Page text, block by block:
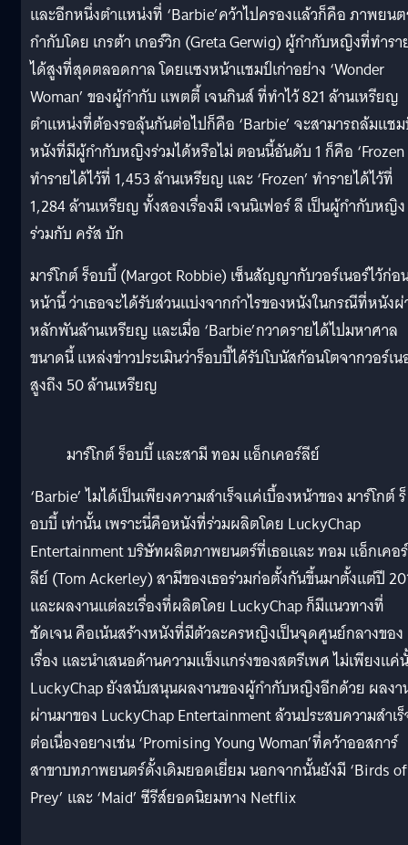
และอีกหนึ่งตำแหน่งที่ ‘Barbie’คว้าไปครองแล้วก็คือ ภาพยน
กำกับโดย เกรต้า เกอร์วิก (Greta Gerwig) ผู้กำกับหญิงที่ทำรา
ได้สูงที่สุดตลอดกาล โดยแซงหน้าแชมป์เก่าอย่าง ‘Wonder
Woman’ ของผู้กำกับ แพตตี้ เจนกินส์ ที่ทำไว้ 821 ล้านเหรียญ
ตำแหน่งที่ต้องรอลุ้นกันต่อไปก็คือ ‘Barbie’ จะสามารถล้มแช
หนังที่มีผู้กำกับหญิงร่วมได้หรือไม่ ตอนนี้อันดับ 1 ก็คือ ‘Frozen
ทำรายได้ไว้ที่ 1,453 ล้านเหรียญ และ ‘Frozen’ ทำรายได้ไว้ที่
1,284 ล้านเหรียญ ทั้งสองเรื่องมี เจนนิเฟอร์ ลี เป็นผู้กำกับหญิง
ร่วมกับ ครัส บัก
มาร์โกต์ ร็อบบี้ (Margot Robbie) เซ็นสัญญากับวอร์เนอร์ไว้ก่อ
หน้านี้ ว่าเธอจะได้รับส่วนแบ่งจากกำไรของหนังในกรณีที่หนัง
หลักพันล้านเหรียญ และเมื่อ ‘Barbie’กวาดรายได้ไปมหาศาล
ขนาดนี้ แหล่งข่าวประเมินว่าร็อบบี้ได้รับโบนัสก้อนโตจากวอร์เน
สูงถึง 50 ล้านเหรียญ
มาร์โกต์ ร็อบบี้ และสามี ทอม แอ็กเคอร์ลีย์
‘Barbie’ ไมได้เป็นเพียงความสำเร็จแค่เบื้องหน้าของ มาร์โกต์ ร็
อบบี้ เท่านั้น เพราะนี่คือหนังที่ร่วมผลิตโดย LuckyChap
Entertainment บริษัทผลิตภาพยนตร์ที่เธอและ ทอม แอ็กเคอร์
ลีย์ (Tom Ackerley) สามีของเธอร่วมก่อตั้งกันขึ้นมาตั้งแต่ปี
และผลงานแต่ละเรื่องที่ผลิตโดย LuckyChap ก็มีแนวทางที่
ชัดเจน คือเน้นสร้างหนังที่มีตัวละครหญิงเป็นจุดศูนย์กลางของ
เรื่อง และนำเสนอด้านความแข็งแกร่งของสตรีเพศ ไม่เพียงแค่
LuckyChap ยังสนับสนุนผลงานของผู้กำกับหญิงอีกด้วย ผลง
ผ่านมาของ LuckyChap Entertainment ล้วนประสบความสำเ
ต่อเนื่องอยางเช่น ‘Promising Young Woman’ที่คว้าออสการ์
สาขาบทภาพยนตร์ดั้งเดิมยอดเยี่ยม นอกจากนั้นยังมี ‘Birds of
Prey’ และ ‘Maid’ ซีรีส์ยอดนิยมทาง Netflix